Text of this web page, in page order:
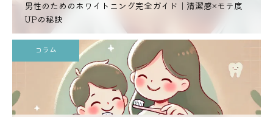
男性のためのホワイトニング完全ガイド｜清潔感×モテ度
UPの秘訣
コラム